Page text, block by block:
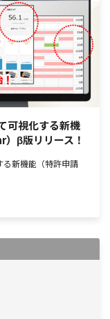
可視化する新機
β版リリース！
新機能（特許申請